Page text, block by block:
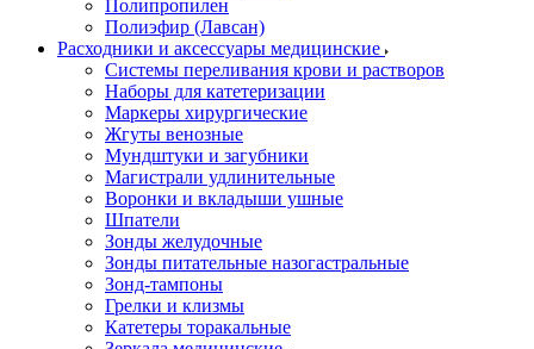
Полипропилен
Полиэфир (Лавсан)
Расходники и аксессуары медицинские
Системы переливания крови и растворов
Наборы для катетеризации
Маркеры хирургические
Жгуты венозные
Мундштуки и загубники
Магистрали удлинительные
Воронки и вкладыши ушные
Шпатели
Зонды желудочные
Зонды питательные назогастральные
Зонд-тампоны
Грелки и клизмы
Катетеры торакальные